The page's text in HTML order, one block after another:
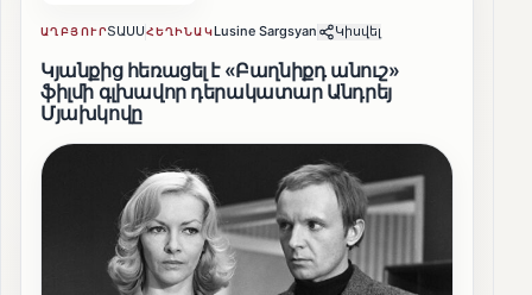
ԱՂԲՅՈՒՐՏԱՍՍՀԵՂԻՆԱԿLusine Sargsyan Կիսվել
Կյանքից հեռացել է «Բաղնիքդ անուշ»
ֆիլմի գլխավոր դերակատար Անդրեյ
Մյախկովը